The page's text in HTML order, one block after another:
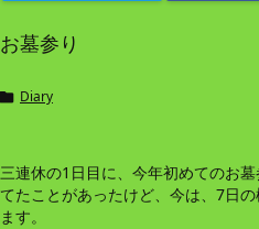
お墓参り
Diary
三連休の1日目に、今年初めてのお
てたことがあったけど、今は、7日
ます。